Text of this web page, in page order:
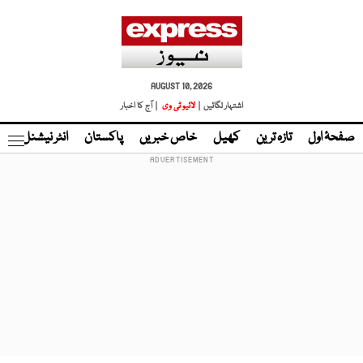
AUGUST 10, 2026
اشتہار لگائیں |
لائیو ٹی وی | آج کا اخبار
صفحۂ اول تازہ ترین کھیل خاص خبریں پاکستان انٹر نیشنل